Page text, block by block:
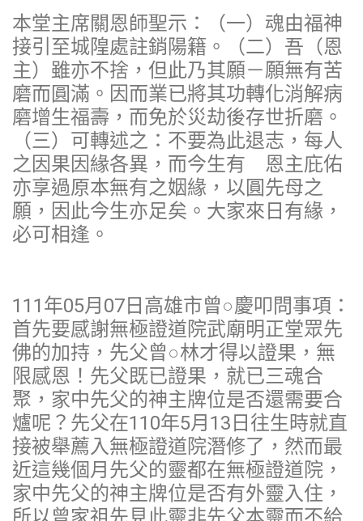
本堂主席關恩師聖示：（一）魂由福神
接引至城隍處註銷陽籍。（二）吾（恩
主）雖亦不捨，但此乃其願－願無有苦
磨而圓滿。因而業已將其功轉化消解病
磨增生福壽，而免於災劫後存世折磨。
（三）可轉述之：不要為此退志，每人
之因果因緣各異，而今生有 恩主庇佑
亦享過原本無有之姻緣，以圓先母之
願，因此今生亦足矣。大家來日有緣，
必可相逢。
111年05月07日高雄市曾○慶叩問事項：
首先要感謝無極證道院武廟明正堂眾先
佛的加持，先父曾○林才得以證果，無
限感恩！先父既已證果，就已三魂合
聚，家中先父的神主牌位是否還需要合
爐呢？先父在110年5月13日往生時就直
接被舉薦入無極證道院潛修了，然而最
近這幾個月先父的靈都在無極證道院，
家中先父的神主牌位是否有外靈入住，